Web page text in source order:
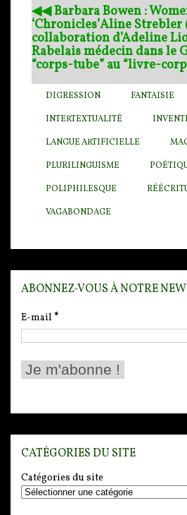
◀︎◀︎ Barbara Bowen :
‘Chronicles’Aline Strebler
collaboration d’Adeline
Rabelais médecin dans le
“corps-tube” au “livre-
DIGRESSION FANTAISIE
INTERTEXTUALITÉ
LANGUE ARTIFICIELLE
PLURILINGUISME
POLIPHILESQUE
VAGABONDAGE
ABONNEZ-VOUS À NOTRE
E-mail *
CATÉGORIES DU SITE
Catégories du site